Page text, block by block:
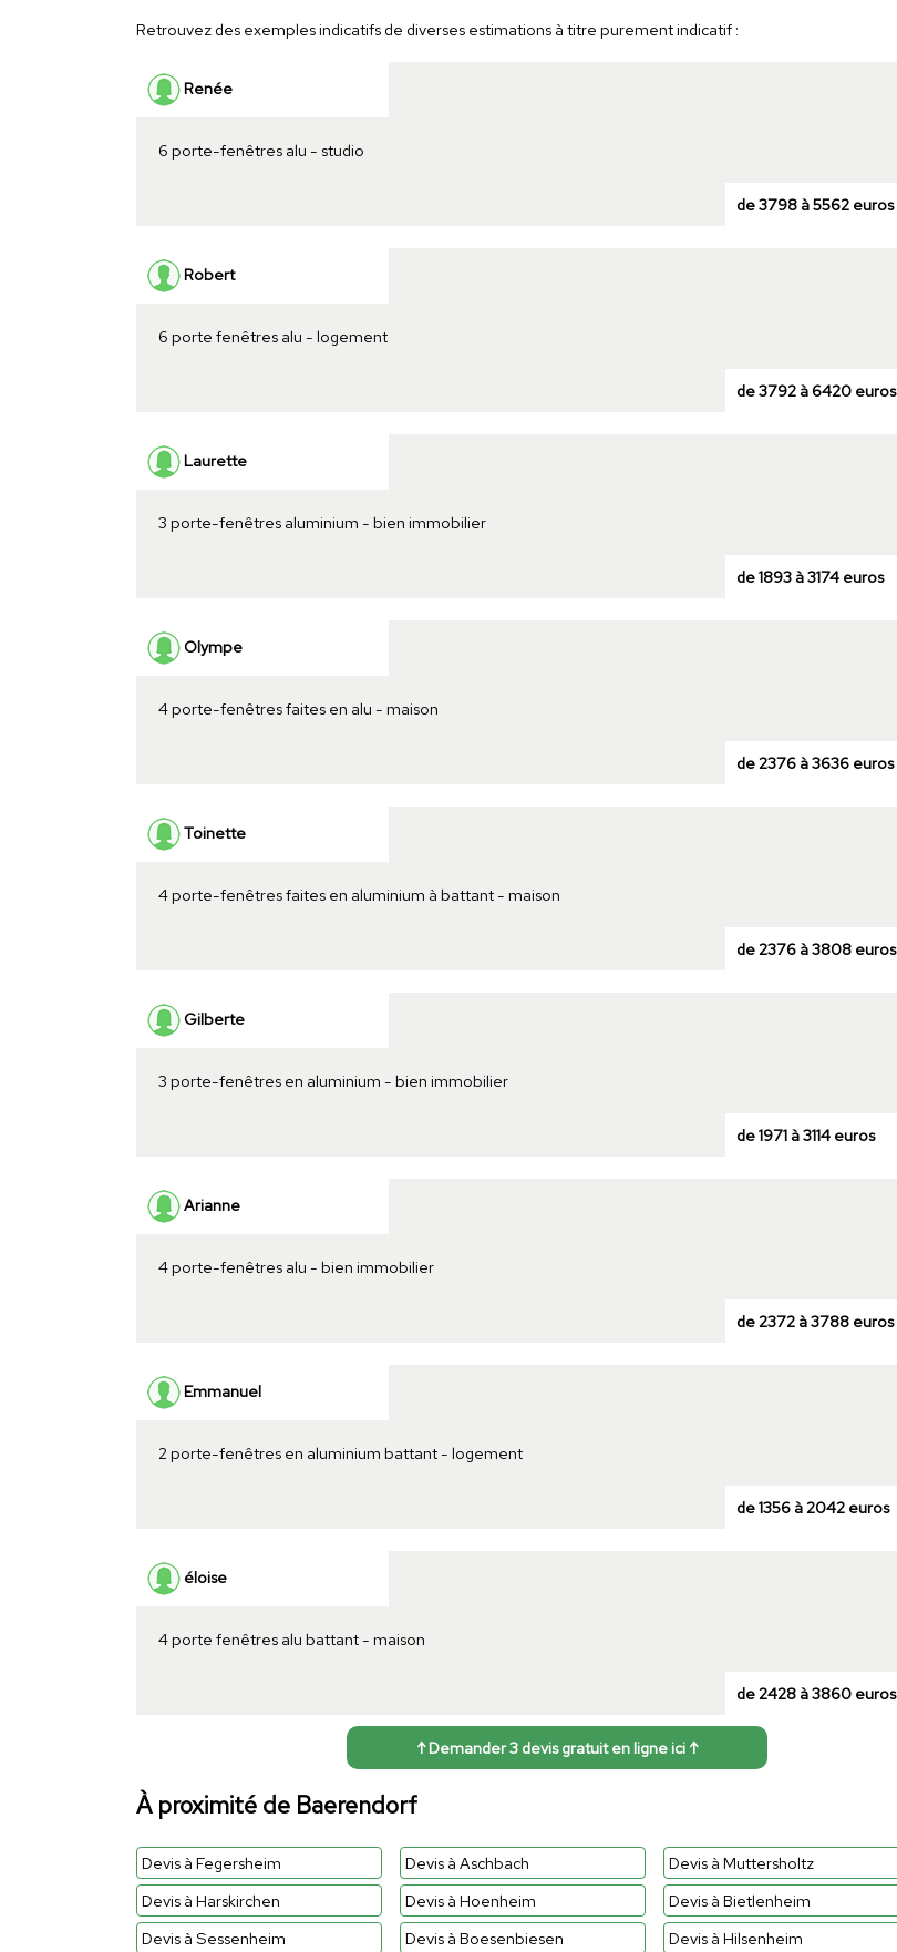
Retrouvez des exemples indicatifs de diverses estimations à titre purement indicatif :
Renée
6 porte-fenêtres alu - studio
de 3798 à 5562 euros
Robert
6 porte fenêtres alu - logement
de 3792 à 6420 euros
Laurette
3 porte-fenêtres aluminium - bien immobilier
de 1893 à 3174 euros
Olympe
4 porte-fenêtres faites en alu - maison
de 2376 à 3636 euros
Toinette
4 porte-fenêtres faites en aluminium à battant - maison
de 2376 à 3808 euros
Gilberte
3 porte-fenêtres en aluminium - bien immobilier
de 1971 à 3114 euros
Arianne
4 porte-fenêtres alu - bien immobilier
de 2372 à 3788 euros
Emmanuel
2 porte-fenêtres en aluminium battant - logement
de 1356 à 2042 euros
éloise
4 porte fenêtres alu battant - maison
de 2428 à 3860 euros
↑ Demander 3 devis gratuit en ligne ici ↑
À proximité de Baerendorf
Devis à Fegersheim Devis à Aschbach
Devis à Muttersholtz
Devis à Harskirchen
Devis à Hoenheim
Devis à Bietlenheim
Devis à Sessenheim
Devis à Boesenbiesen Devis à Hilsenheim